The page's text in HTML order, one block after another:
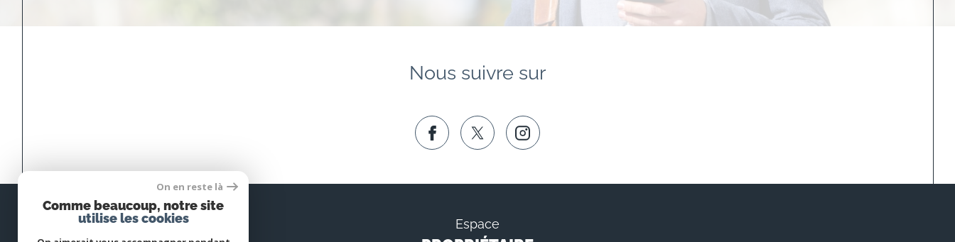
Nous suivre sur
Espace
On en reste là
Comme beaucoup, notre site
utilise les cookies